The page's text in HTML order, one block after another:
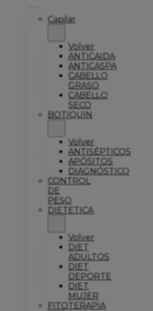
Capilar
Volver
ANTICAIDA
ANTICASPA
CABELLO
GRASO
CABELLO
SECO
BOTIQUIN
Volver
ANTISÉPTICOS
APÓSITOS
DIAGNÓSTICO
CONTROL
DE
PESO
DIETETICA
Volver
DIET
ADULTOS
DIET
DEPORTE
DIET
MUJER
FITOTERAPIA